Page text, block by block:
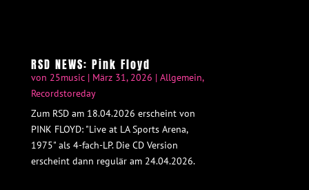
RSD NEWS: Pink Floyd
von 25music| März 31, 2026 | Allgemein,
Recordstoreday
Zum RSD am 18.04.2026 erscheint von
PINK FLOYD: "Live at LA Sports Arena,
1975" als 4-fach-LP. Die CD Version
erscheint dann regulär am 24.04.2026.